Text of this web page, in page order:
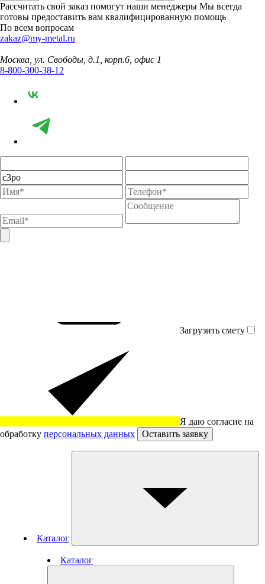
Рассчитать свой заказ помогут наши менеджеры Мы всегда
готовы предоставить вам квалифицированную помощь
По всем вопросам
zakaz@my-metal.ru
Москва, ул. Свободы, д.1, корп.6, офис 1
8-800-300-38-12
Загрузить смету
Я даю согласие на
обработку персональных данных Оставить заявку
Каталог
Каталог